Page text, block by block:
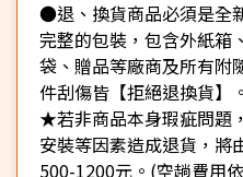
●退、換貨商品必須是全
完整的包裝，包含外紙箱
袋、贈品等廠商及所有附
件刮傷皆【拒絕退換貨】。
★若非商品本身瑕疵問題
安裝等因素造成退貨，將
500-1200元。(空趟費用